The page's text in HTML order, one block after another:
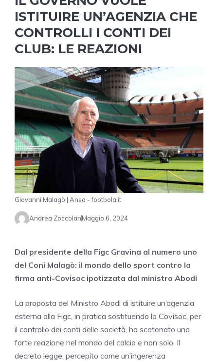
ISTITUIRE UN’AGENZIA CHE
CONTROLLI I CONTI DEI
CLUB: LE REAZIONI
Giovanni Malagò | Ansa - footbola.it
Andrea ZoccolanMaggio 6, 2024
Dal presidente della Figc Gravina al numero uno
del Coni Malagò: il mondo dello sport contro la
firma anti-Covisoc ipotizzata dal ministro Abodi
La proposta del Ministro Abodi di istituire un’agenzia
esterna alla Figc, in pratica sostituendo la Covisoc, per
il controllo dei conti delle società, ha scatenato una
forte reazione nel mondo del calcio e non solo. Il
decreto legge, percepito come un’ingerenza